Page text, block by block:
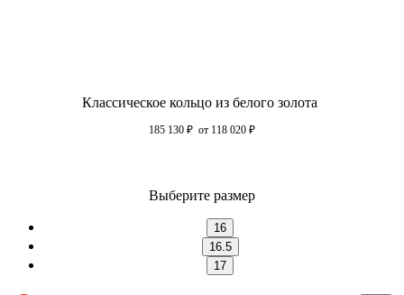
Классическое кольцо из белого золота
185 130 ₽ от 118 020 ₽
Выберите размер
16
16.5
17